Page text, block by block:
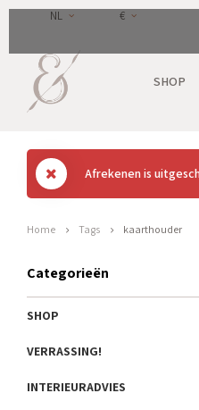
NL €
SHOP
Afrekenen is
Home Tags kaarthouder
Categorieën
SHOP
VERRASSING!
INTERIEURADVIES